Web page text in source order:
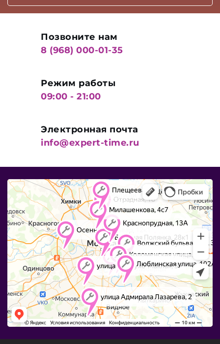
Позвоните нам
8 (968) 000-01-35
Режим работы
09:00 - 21:00
Электронная почта
info@expert-time.ru